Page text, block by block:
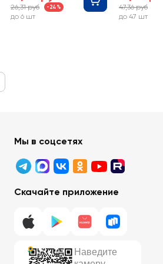
26,31 руб -24%
до 6 шт
47,36 руб
до 47 шт
Мы в соцсетях
Скачайте приложение
Наведите